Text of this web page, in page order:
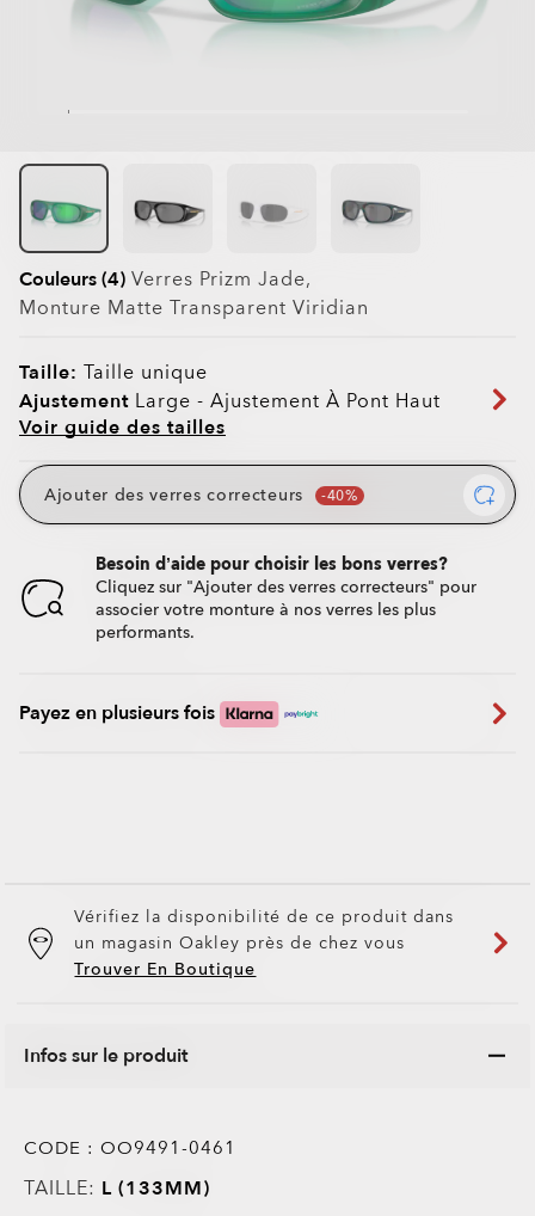
Couleurs (4) Verres Prizm Jade,
Monture Matte Transparent Viridian
Taille: Taille unique
Ajustement Large - Ajustement À Pont Haut
Voir guide des tailles
Ajouter des verres correcteurs
Besoin d’aide pour choisir les bons verres?
Cliquez sur "Ajouter des verres correcteurs" pour
associer votre monture à nos verres les plus
performants.
Payez en plusieurs fois
Vérifiez la disponibilité de ce produit dans
un magasin Oakley près de chez vous
Trouver En Boutique
Infos sur le produit
CODE : OO9491-0461
TAILLE: L (133MM)